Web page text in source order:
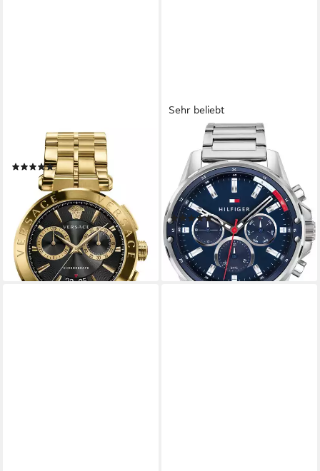
VERSACE
Schweizer Uhr AION
(1)
799,00 € UVP1.300,00 €
lieferbar - in 2-3 Werktagen bei dir
Sehr beliebt
TOMMY HILFIGER
Multifunktionsuhr MASON
1791788, Quarzuhr,
Armbanduhr, Herrenuhr,
Datum, Edelstahlarmband
(112)
146,24 € UVP189,00 €
-23%
lieferbar - in 1-2 Werktagen bei dir